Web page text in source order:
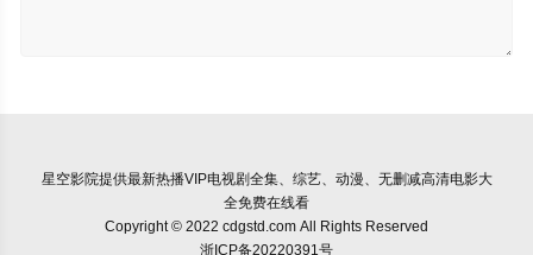
星空影院提供最新热播VIP电视剧全集、综艺、动漫、无删减高清电影大
全免费在线看
Copyright © 2022 cdgstd.com All Rights Reserved
浙ICP备20220391号